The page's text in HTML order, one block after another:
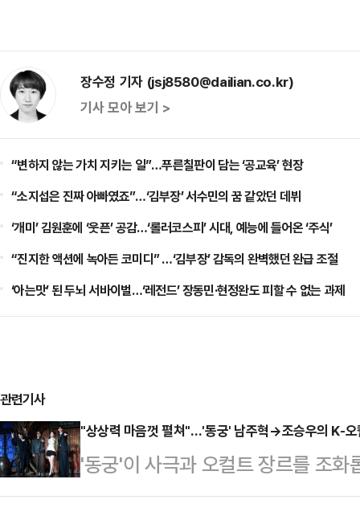
장수정 기자 (jsj8580@dailian.co.kr)
기사 모아 보기 >
“변하지 않는 가치 지키는 일”…푸른칠판이 담는 ‘공교육’ 현장
“소지섭은 진짜 아빠였죠”…‘김부장’ 서수민의 꿈 같았던 데뷔
‘개미’ 김원훈에 ‘웃픈’ 공감…‘롤러코스피’ 시대, 예능에 들어온 ‘주식’
“진지한 액션에 녹아든 코미디” …‘김부장’ 감독의 완벽했던 완급 조절
‘아는맛’ 된 두뇌 서바이벌…‘레전드’ 장동민·현정완도 피할 수 없는 과제
관련기사
"상상력 마음껏 펼쳐"…'동궁' 남주혁→조승우의 K-
'동궁'이 사극과 오컬트 장르를 조
오가며 궁의 비밀을 흥미롭게 파헤